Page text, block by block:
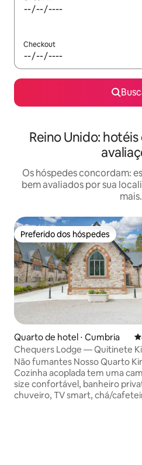
Checkout
Reino Unido:
Os hóspedes concordam:
bem avaliados por sua
mais.
Preferido dos hóspedes
Preferido dos hóspedes
Quarto de hotel ⋅ Cumbria
Chequers Lodge — Quitinete
Não fumantes Nosso Quarto
Cozinha acoplada tem uma
size confortável, banheiro
chuveiro, TV smart, chá/